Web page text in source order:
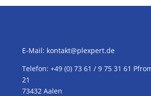
E-Mail: kontakt@plexpert.de
Telefon: +49 (0) 73 61 / 9 75 31 61
21
73432 Aalen